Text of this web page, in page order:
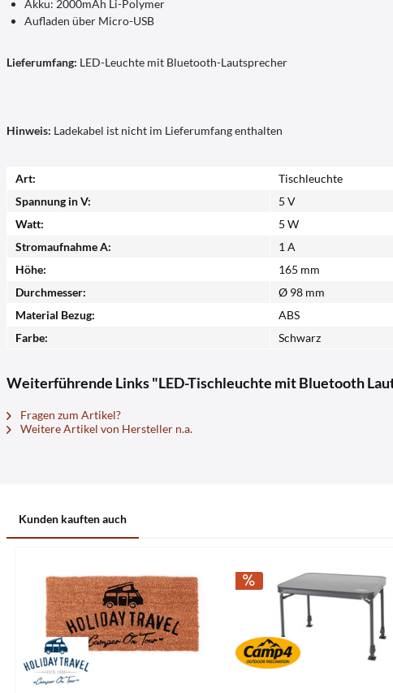
Akku: 2000mAh Li-Polymer
Aufladen über Micro-USB
Lieferumfang: LED-Leuchte mit Bluetooth-Lautsprecher
Hinweis: Ladekabel ist nicht im Lieferumfang enthalten
Art:
Tischleuchte
Spannung in V:
5 V
Watt:
5 W
Stromaufnahme A:
1 A
Höhe:
165 mm
Durchmesser:
Ø 98 mm
Material Bezug:
ABS
Farbe:
Schwarz
Weiterführende Links "LED-Tischleuchte mit Bluetooth
Fragen zum Artikel?
Weitere Artikel von Hersteller n.a.
Kunden kauften auch